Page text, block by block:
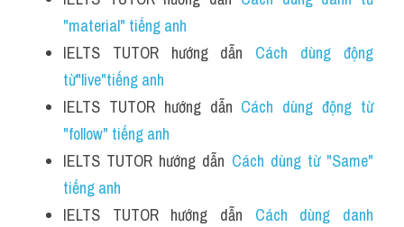
"material" tiếng anh
IELTS TUTOR hướng dẫn Cách dùng động
từ"live"tiếng anh
IELTS TUTOR hướng dẫn Cách dùng động từ
"follow" tiếng anh
IELTS TUTOR hướng dẫn Cách dùng từ "Same"
tiếng anh
IELTS TUTOR hướng dẫn Cách dùng danh